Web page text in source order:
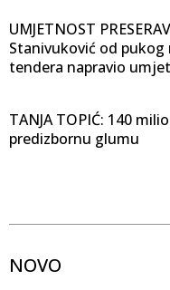
UMJETNOST
Stanivuković od pukog
tendera napravio
TANJA TOPIĆ: 140
predizbornu glumu
NOVO